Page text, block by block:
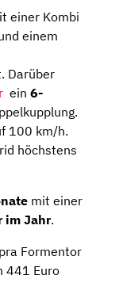
einer Kombi
einem
Darüber
ein 6-
100 km/h.
höchstens
mit einer
im Jahr.
Formentor
441 Euro